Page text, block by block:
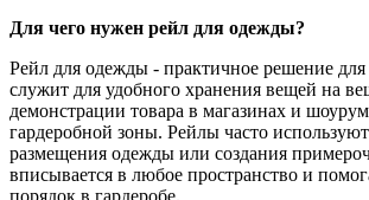
Для чего нужен рейл для одежды?
Рейл для одежды - практичное решение
служит для удобного хранения вещей на
демонстрации товара в магазинах и
гардеробной зоны. Рейлы часто
размещения одежды или создания
вписывается в любое пространство и